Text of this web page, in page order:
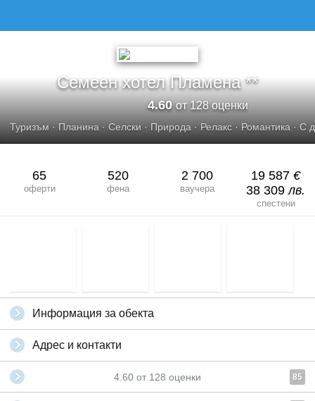
Семеен хотел Пламена **
4.60от 128 оценки
Туризъм · Планина · Селски · Природа · Релакс · Романтика · С
65
оферти
520
фена
2 700
ваучера
19 587 €
38 309лв.
спестени
Информация за обекта
Адрес и контакти
4.60 от 128 оценки 85